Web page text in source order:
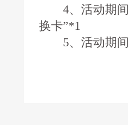
4、活动期间
换卡”*1
5、活动期间